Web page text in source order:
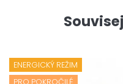
ENERGICKÝ REŽIM
PRO POKROČILÉ